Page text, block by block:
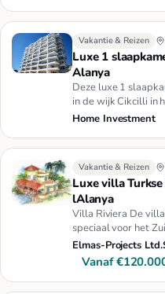
Vakantie & Reizen
Luxe 1
Alanya
Deze luxe 1
in de wijk Cikcilli in
grootste winkel cent…
Home Investment
Vakantie & Reizen
Luxe villa
lAlanya
Villa Riviera De
speciaal voor het
voldoet aan …
Elmas-Projects
Vanaf